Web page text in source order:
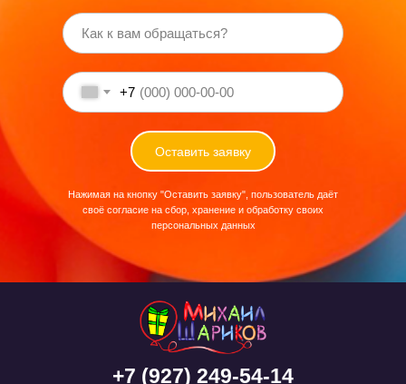
+7
Оставить заявку
Нажимая на кнопку "Оставить заявку", пользователь даёт
своё согласие на сбор, хранение и обработку своих
персональных данных
+7 (927) 249-54-14